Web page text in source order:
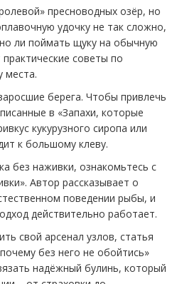
пресноводных озёр, но
удочку не так сложно,
ли поймать щуку на обычную
советы по
места.
берега. Чтобы привлечь
в «Запахи, которые
кукурузного сиропа или
к большому клеву.
без наживки, ознакомьтесь с
Автор рассказывает о
поведении рыбы, и
действительно работает.
свой арсенал узлов, статья
без него не обойтись»
надёжный булинь, который